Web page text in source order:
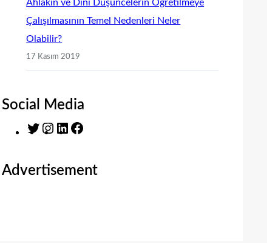
Ahlakın ve Dinî Düşüncelerin Öğretilmeye
Çalışılmasının Temel Nedenleri Neler
Olabilir?
17 Kasım 2019
Social Media
T
i
I
s
L
n
c
Advertisement